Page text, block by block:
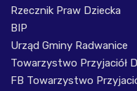
Rzecznik Praw Dziecka
BIP
Urząd Gminy Radwanice
Towarzystwo Przyjaciół
FB Towarzystwo